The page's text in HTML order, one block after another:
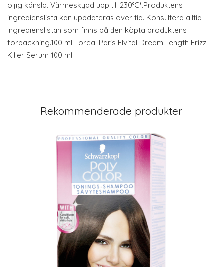
oljig känsla. Värmeskydd upp till 230°C*.Produktens
ingredienslista kan uppdateras över tid. Konsultera alltid
ingredienslistan som finns på den köpta produktens
förpackning.100 ml Loreal Paris Elvital Dream Length Frizz
Killer Serum 100 ml
Rekommenderade produkter